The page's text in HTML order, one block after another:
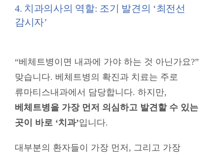
4. 치과의사의 역할: 조기 발견의 ‘최전선
감시자’
“베체트병이면 내과에 가야 하는 것 아닌가요?”
맞습니다. 베체트병의 확진과 치료는 주로
류마티스내과에서 담당합니다. 하지만,
베체트병을 가장 먼저 의심하고 발견할 수 있는
곳이 바로 ‘치과’입니다.
대부분의 환자들이 가장 먼저, 그리고 가장